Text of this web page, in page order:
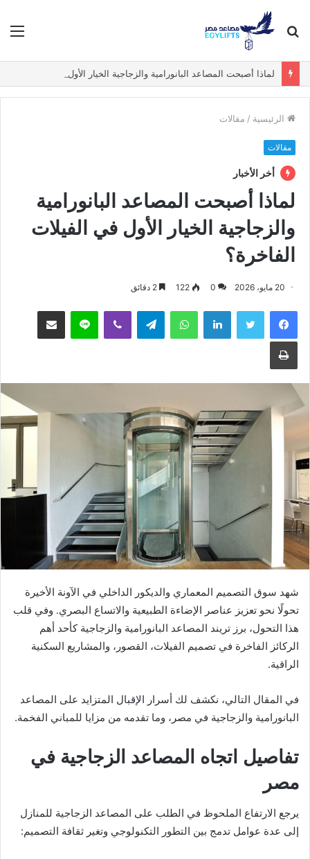
بحث
الرئيسية / مقالات
مقالات
أخر الأخبار
لماذا أصبحت المصاعد البانورامية
والزجاجية الخيار الأول في الفيلات
الفاخرة؟
20 مايو، 2026 0
122
فيسبوك لينكدإن واتساب لاين
شهد سوق التصميم المعماري والديكور الداخلي في الآونة الأخيرة
تحولًا نحو تعزيز عناصر الإضاءة الطبيعية والاتساع البصري. وفي قلب
هذا التحول، برز تريند المصاعد البانورامية والزجاجية كأحد أهم
الركائز الفاخرة في تصميم الفيلات، القصور، والمشاريع السكنية
الراقية.
في المقال التالي، نكشف لك أسرار الإقبال المتزايد على المصاعد
البانورامية والزجاجية في مصر، وما تقدمه من مزايا للمباني الفخمة.
تفاصيل اتجاه المصاعد الزجاجية في
مصر
يرجع الارتفاع الملحوظ في الطلب على المصاعد الزجاجية للمنازل
إلى عدة عوامل تدمج بين التطور التكنولوجي وتغير ثقافة التصميم: